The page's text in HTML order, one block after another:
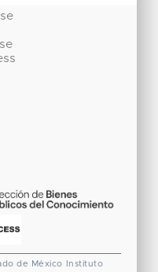
de México Instituto